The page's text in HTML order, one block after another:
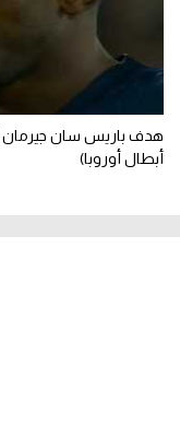
هدف باريس سان جيرمان
أبطال أوروبا)